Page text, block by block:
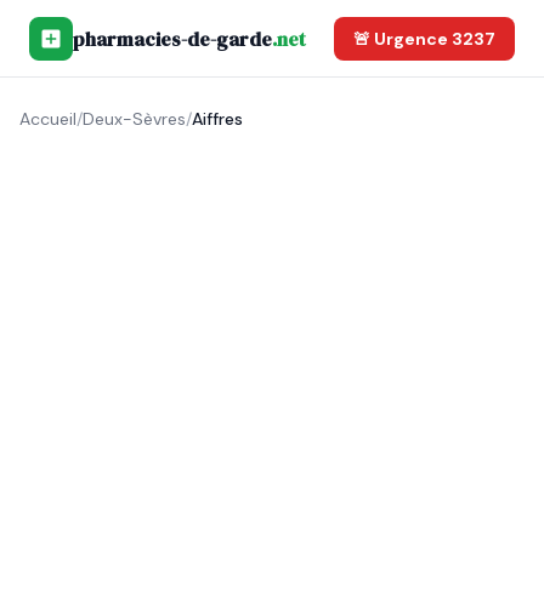
pharmacies-de-garde.net 🚨 Urgence 3237
Accueil/Deux-Sèvres/Aiffres